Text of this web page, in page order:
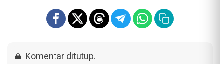
Komentar ditutup.